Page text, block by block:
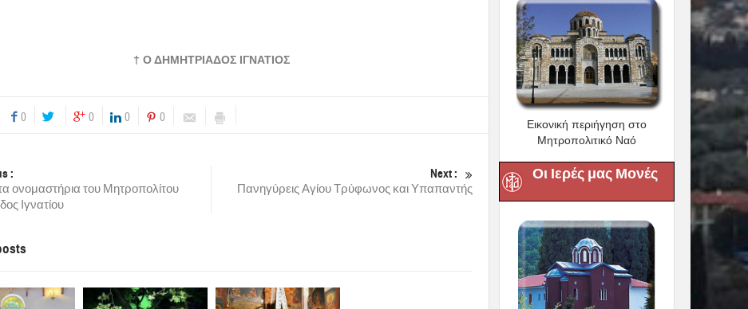
† Ο ΔΗΜΗΤΡΙΑΔΟΣ ΙΓΝΑΤΙΟΣ
0 0 0 0
:
ονομαστήρια του Μητροπολίτου
Ιγνατίου
Next :
Πανηγύρεις Αγίου Τρύφωνος και Υπαπαντής
Εικονική περιήγηση στο
Μητροπολιτικό Ναό
Οι Ιερές μας Μονές